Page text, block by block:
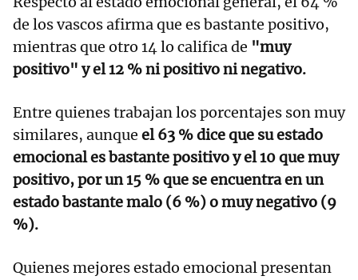
de los vascos afirma que es bastante positivo,
mientras que otro 14 lo califica de "muy
positivo" y el 12 % ni positivo ni negativo.
Entre quienes trabajan los porcentajes son muy
similares, aunque el 63 % dice que su estado
emocional es bastante positivo y el 10 que muy
positivo, por un 15 % que se encuentra en un
estado bastante malo (6 %) o muy negativo (9
%).
Quienes mejores estado emocional presentan